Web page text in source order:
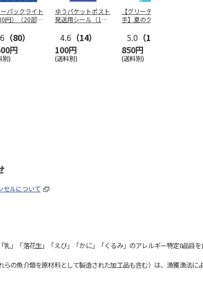
パックライト
円）（20部セ
（80）
円
別)
ゆうパケットポスト
発送用シール（1個
4.6 （14）
100円
(送料別)
【グリーティング切
手】夏のグリーティ
5.0 （10）
850円
(送料別)
セルについて
」「落花生」「えび」「かに」「くるみ」のアレルギー特定8品目を
の魚介類を原材料として製造された加工品も含む）は、漁獲漁法に